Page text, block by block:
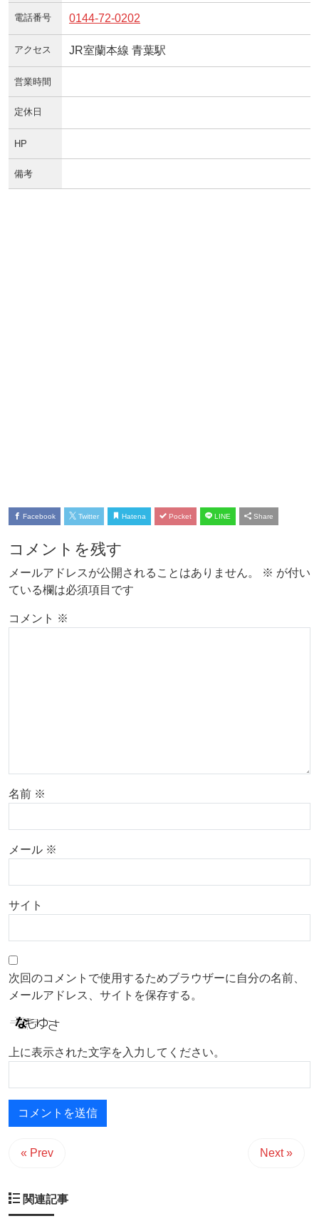
電話番号 0144-72-0202
アクセス JR室蘭本線 青葉駅
営業時間
定休日
HP
備考
Facebook Twitter Hatena Pocket LINE Share
コメントを残す
メールアドレスが公開されることはありません。 ※ が付い
ている欄は必須項目です
コメント ※
名前 ※
メール ※
サイト
次回のコメントで使用するためブラウザーに自分の名前、
メールアドレス、サイトを保存する。
上に表示された文字を入力してください。
« Prev Next »
関連記事